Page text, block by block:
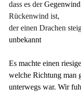
dass es der Gegenwind
Rückenwind ist,
der einen Drachen
unbekannt
Es machte einen
welche Richtung man
unterwegs war. Wir